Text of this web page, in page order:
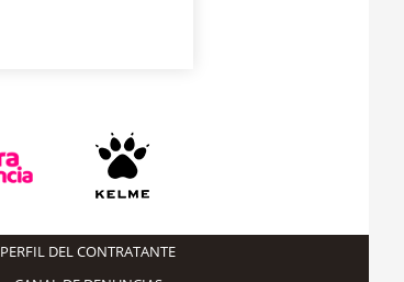
PERFIL DEL CONTRATANTE